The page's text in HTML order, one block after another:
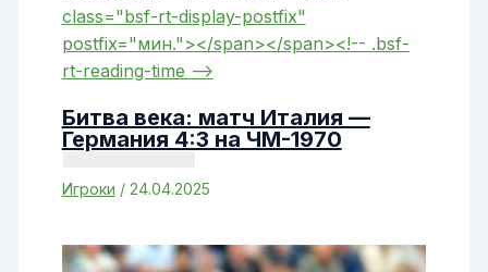
Битва века: матч Италия —
Германия 4:3 на ЧМ-1970
Игроки / 24.04.2025